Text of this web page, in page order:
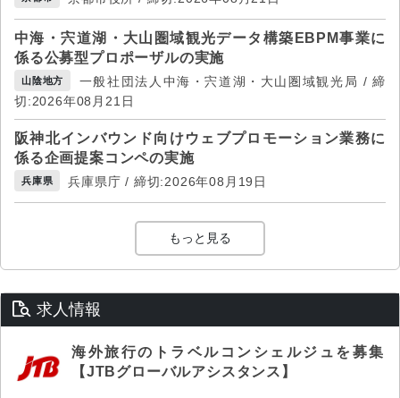
中海・宍道湖・大山圏域観光データ構築EBPM事業に
係る公募型プロポーザルの実施
山陰地方
一般社団法人中海・宍道湖・大山圏域観光局 / 締
切:2026年08月21日
阪神北インバウンド向けウェブプロモーション業務に
係る企画提案コンペの実施
兵庫県 兵庫県庁 / 締切:2026年08月19日
もっと見る
求人情報
海外旅行のトラベルコンシェルジュを募集
【JTBグローバルアシスタンス】